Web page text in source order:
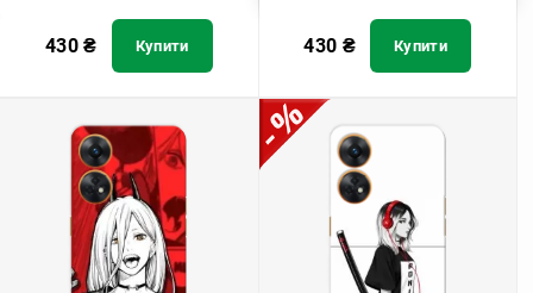
430₴ Купити 430 ₴ Купити